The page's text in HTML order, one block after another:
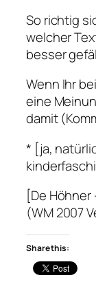
So richtig
welcher
besser
Wenn Ihr
eine
damit
* [ja,
[De
(WM 2007
Share this: